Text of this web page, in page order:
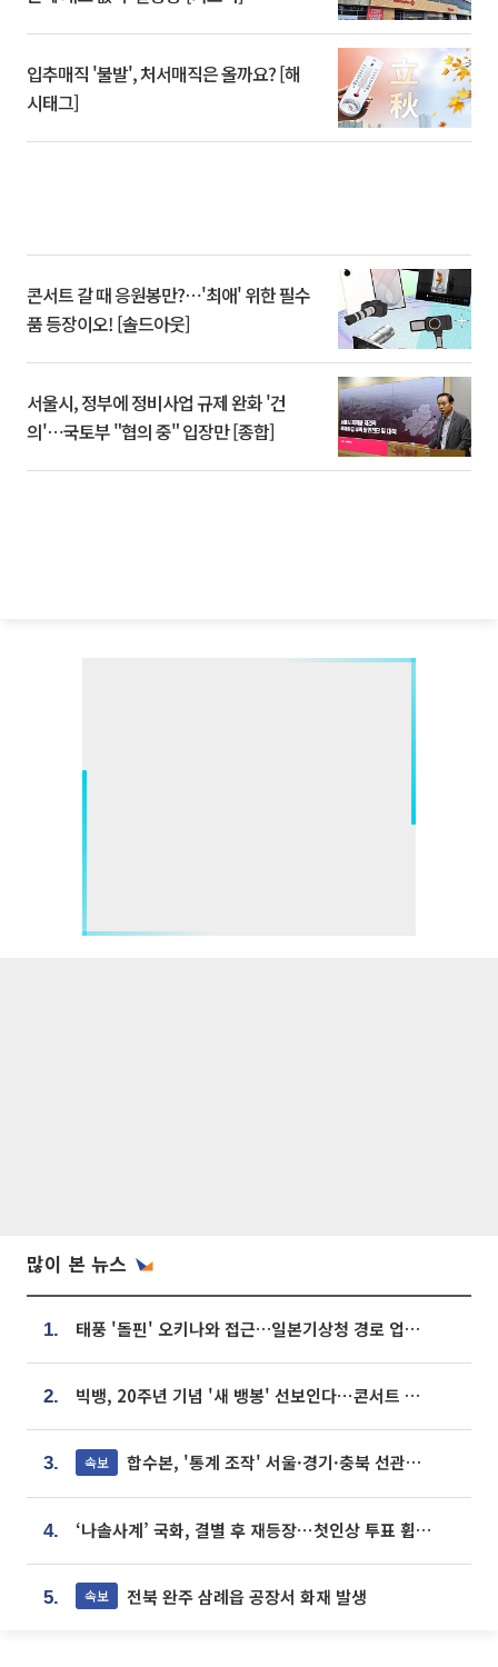
입추매직 '불발', 처서매직은 올까요? [해
시태그]
콘서트 갈 때 응원봉만?⋯'최애' 위한 필수
품 등장이오! [솔드아웃]
서울시, 정부에 정비사업 규제 완화 '건
의'⋯국토부 "협의 중" 입장만 [종합]
많이 본 뉴스
1. 태풍 '돌핀' 오키나와 접근…일본기상청 경로 업데이트
2. 빅뱅, 20주년 기념 '새 뱅봉' 선보인다⋯콘서트 앞두고 팝업 개최
3. 속보 합수본, '통계 조작' 서울·경기·충북 선관위 등 추가 압수수색
4. ‘나솔사계’ 국화, 결별 후 재등장⋯첫인상 투표 휩쓸고 ‘인기녀’ 등극
5. 속보 전북 완주 삼례읍 공장서 화재 발생